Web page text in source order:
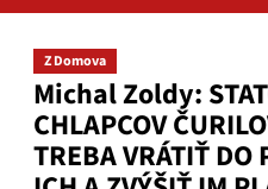
Z Domova
Michal Zoldy:
CHLAPCOV
TREBA VRÁTIŤ DO